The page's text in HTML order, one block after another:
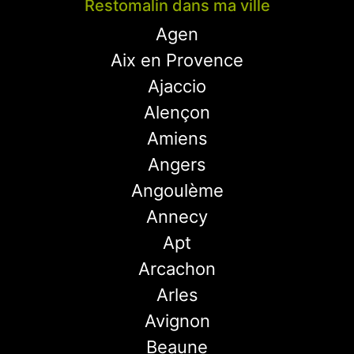
Restomalin dans ma ville
Agen
Aix en Provence
Ajaccio
Alençon
Amiens
Angers
Angoulème
Annecy
Apt
Arcachon
Arles
Avignon
Beaune